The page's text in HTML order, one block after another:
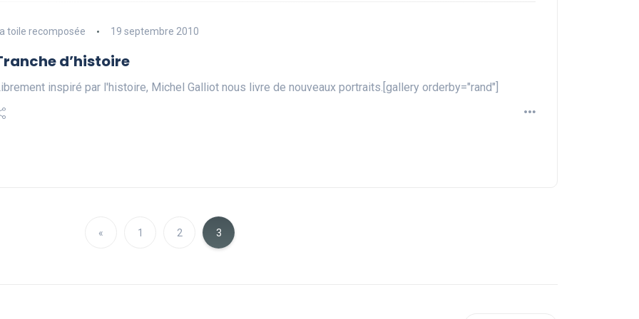
toile recomposée 19 septembre 2010
d’histoire
inspiré par l'histoire, Michel Galliot nous livre de nouveaux portraits.[gallery orderby="rand"]
« 1 2 3